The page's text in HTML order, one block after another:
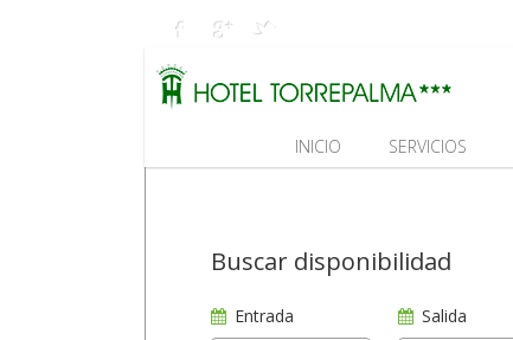
INICIO SERVICIOS
Buscar disponibilidad
Entrada Salida